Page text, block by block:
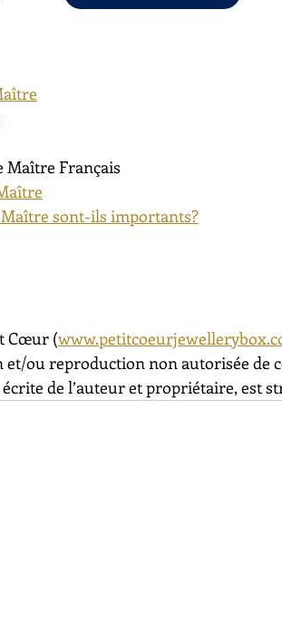
Maître Français
sont-ils importants?
Cœur (
ou reproduction non autorisée de
de l’auteur et propriétaire, est